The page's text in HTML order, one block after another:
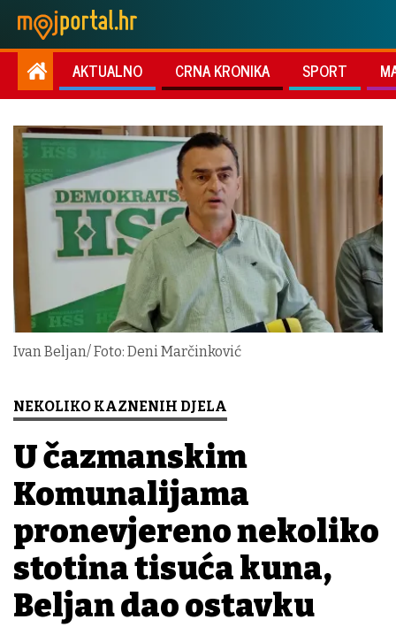
AKTUALNO CRNA KRONIKA SPORT
Ivan Beljan/ Foto: Deni Marčinković
NEKOLIKO KAZNENIH DJELA
U čazmanskim
Komunalijama
pronevjereno nekoliko
stotina tisuća kuna,
Beljan dao ostavku